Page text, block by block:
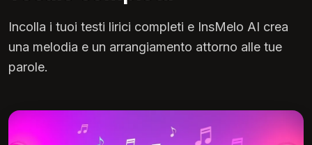
Incolla i tuoi testi lirici completi e InsMelo AI crea
una melodia e un arrangiamento attorno alle tue
parole.